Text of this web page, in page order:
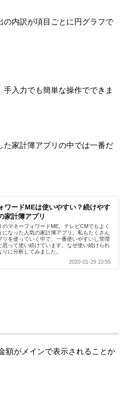
の内訳が項目ごとに円グラフで
手入力でも簡単な操作でできま
た家計簿アプリの中では一番だ
ワードMEは使いやすい？続けやす
家計簿アプリ
のマネーフォワードME。テレビCMでもよく
になった人気の家計簿アプリ。私もたくさん
リを使っていく中で、一番使いやすいし管理
思って使い続けています。なぜ使い続けられ
りに分析してみました。
2020-01-29 10:55
額がメインで表示されることか